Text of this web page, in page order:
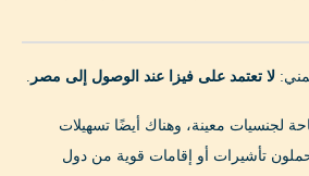
لا تعتمد على فيزا عند الوصول إلى مصر
لجنسيات معينة، وهناك أيضًا تسهيلات
تأشيرات أو إقامات قوية من دول